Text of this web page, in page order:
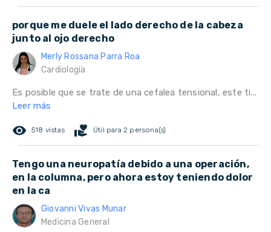
porque me duele el lado derecho de la cabeza
junto al ojo derecho
Merly Rossana Parra Roa
Cardiología
Es posible que se trate de una cefalea tensional, este ti...
Leer más
remove_red_eye 518 vistas volunteer_activism Útil para 2 persona(s)
Tengo una neuropatía debido a una operación,
en la columna, pero ahora estoy teniendo dolor
en la ca
Giovanni Vivas Munar
Medicina General